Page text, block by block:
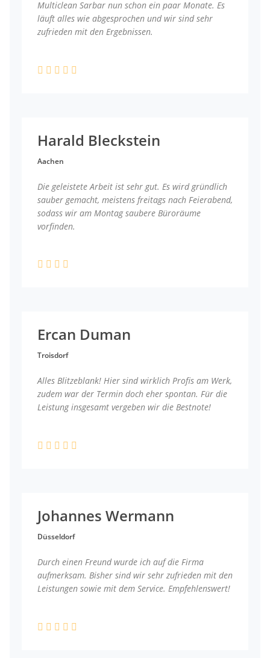
Multiclean Sarbar nun schon ein paar Monate. Es
läuft alles wie abgesprochen und wir sind sehr
zufrieden mit den Ergebnissen.
Harald Bleckstein
Aachen
Die geleistete Arbeit ist sehr gut. Es wird gründlich
sauber gemacht, meistens freitags nach Feierabend,
sodass wir am Montag saubere Büroräume
vorfinden.
Ercan Duman
Troisdorf
Alles Blitzeblank! Hier sind wirklich Profis am Werk,
zudem war der Termin doch eher spontan. Für die
Leistung insgesamt vergeben wir die Bestnote!
Johannes Wermann
Düsseldorf
Durch einen Freund wurde ich auf die Firma
aufmerksam. Bisher sind wir sehr zufrieden mit den
Leistungen sowie mit dem Service. Empfehlenswert!